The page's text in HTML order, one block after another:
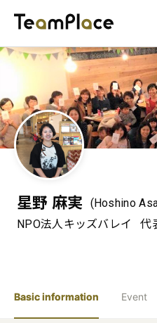
星野 麻実
(Hoshino
NPO法人キッズバレイ
代
Basic information Event